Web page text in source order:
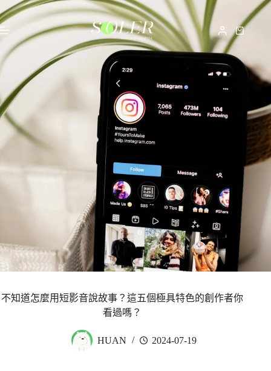
不知道怎麼用短影音說故事？這五個極具特色的創作者你
看過嗎？
HUAN 2024-07-19